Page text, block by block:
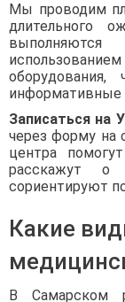
Мы проводим
длительного
информативные
Записаться на
через форму на
центра
расскажут о
сориентируют
Какие
В Самарском